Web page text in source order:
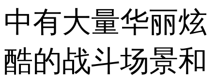
中有大量华丽炫
酷的战斗场景和